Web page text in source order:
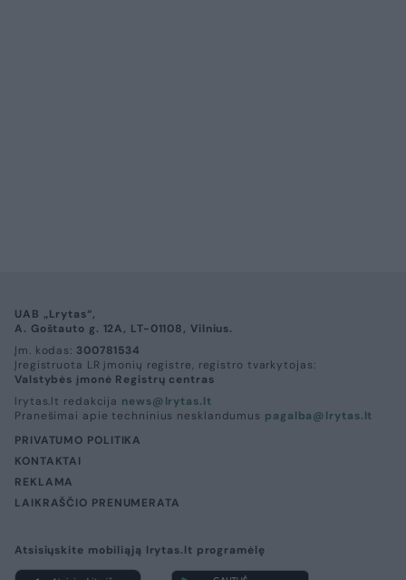
UAB „Lrytas“,
A. Goštauto g. 12A, LT-01108, Vilnius.
Įm. kodas: 300781534
Įregistruota LR įmonių registre, registro tvarkytojas:
Valstybės įmonė Registrų centras
lrytas.lt redakcija news@lrytas.lt
Pranešimai apie techninius nesklandumus pagalba@lrytas.lt
PRIVATUMO POLITIKA
KONTAKTAI
REKLAMA
LAIKRAŠČIO PRENUMERATA
Atsisiųskite mobiliąją lrytas.lt programėlę